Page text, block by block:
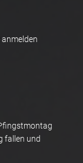
anmelden
fallen und